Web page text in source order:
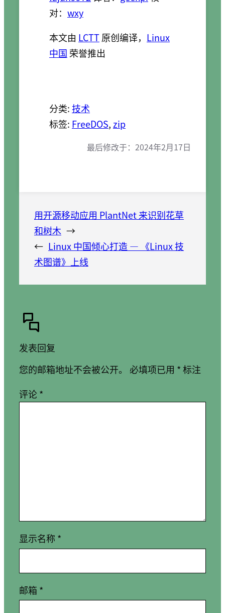
对： wxy
本文由 LCTT原创编译， Linux
中国荣誉推出
分类:技术
标签: FreeDOS, zip
最后修改于： 2024年2月17日
用开源移动应用 PlantNet 来识别花草
和树木 →
← Linux 中国倾心打造 — 《Linux 技
术图谱》上线
发表回复
您的邮箱地址不会被公开。 必填项已用 *标注
评论*
显示名称 *
邮箱 *